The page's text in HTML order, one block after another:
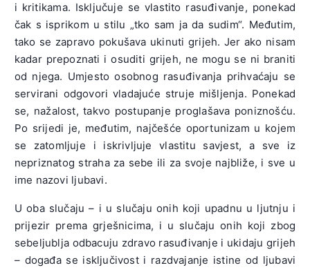
i kritikama. Isključuje se vlastito rasuđivanje, ponekad
čak s isprikom u stilu „tko sam ja da sudim“. Međutim,
tako se zapravo pokušava ukinuti grijeh. Jer ako nisam
kadar prepoznati i osuditi grijeh, ne mogu se ni braniti
od njega. Umjesto osobnog rasuđivanja prihvaćaju se
servirani odgovori vladajuće struje mišljenja. Ponekad
se, nažalost, takvo postupanje proglašava poniznošću.
Po srijedi je, međutim, najčešće oportunizam u kojem
se zatomljuje i iskrivljuje vlastitu savjest, a sve iz
nepriznatog straha za sebe ili za svoje najbliže, i sve u
ime nazovi ljubavi.
U oba slučaju – i u slučaju onih koji upadnu u ljutnju i
prijezir prema grješnicima, i u slučaju onih koji zbog
sebeljublja odbacuju zdravo rasuđivanje i ukidaju grijeh
– događa se isključivost i razdvajanje istine od ljubavi